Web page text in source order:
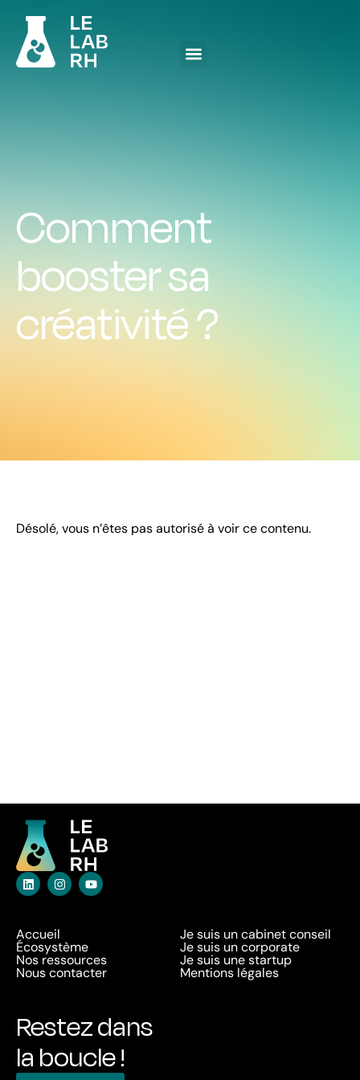
Comment
booster sa
créativité ?
Désolé, vous n’êtes pas autorisé à voir ce contenu.
Accueil
Écosystème
Nos ressources
Nous contacter
Je suis un cabinet conseil
Je suis un corporate
Je suis une startup
Mentions légales
Restez dans
la boucle !